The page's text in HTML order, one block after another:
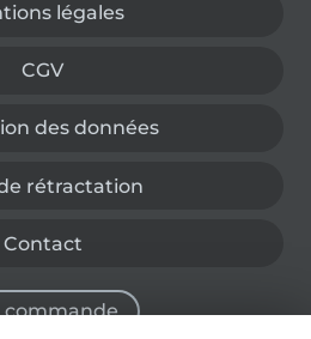
légales
CGV
des données
rétractation
Contact
commande